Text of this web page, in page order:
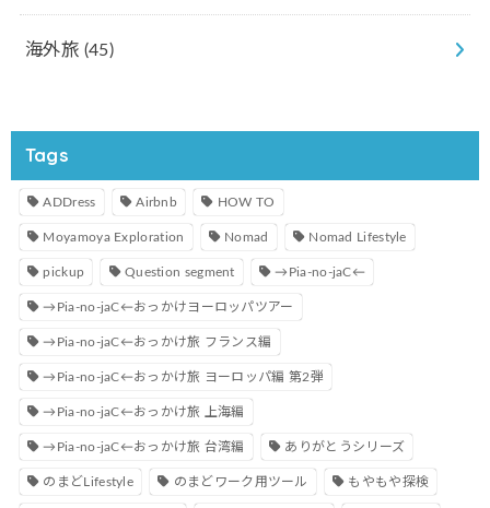
海外旅 (45)
Tags
ADDress Airbnb HOW TO
Moyamoya Exploration Nomad Nomad Lifestyle
pickup Question segment →Pia-no-jaC←
→Pia-no-jaC←おっかけヨーロッパツアー
→Pia-no-jaC←おっかけ旅 フランス編
→Pia-no-jaC←おっかけ旅 ヨーロッパ編 第2弾
→Pia-no-jaC←おっかけ旅 上海編
→Pia-no-jaC←おっかけ旅 台湾編 ありがとうシリーズ
のまどLifestyle のまどワーク用ツール もやもや探検